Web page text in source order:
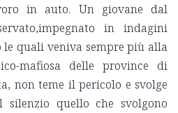
in auto. Un giovane dal
in indagini
quali veniva sempre più alla
mafiosa delle province di
non teme il pericolo e svolge
silenzio quello che svolgono